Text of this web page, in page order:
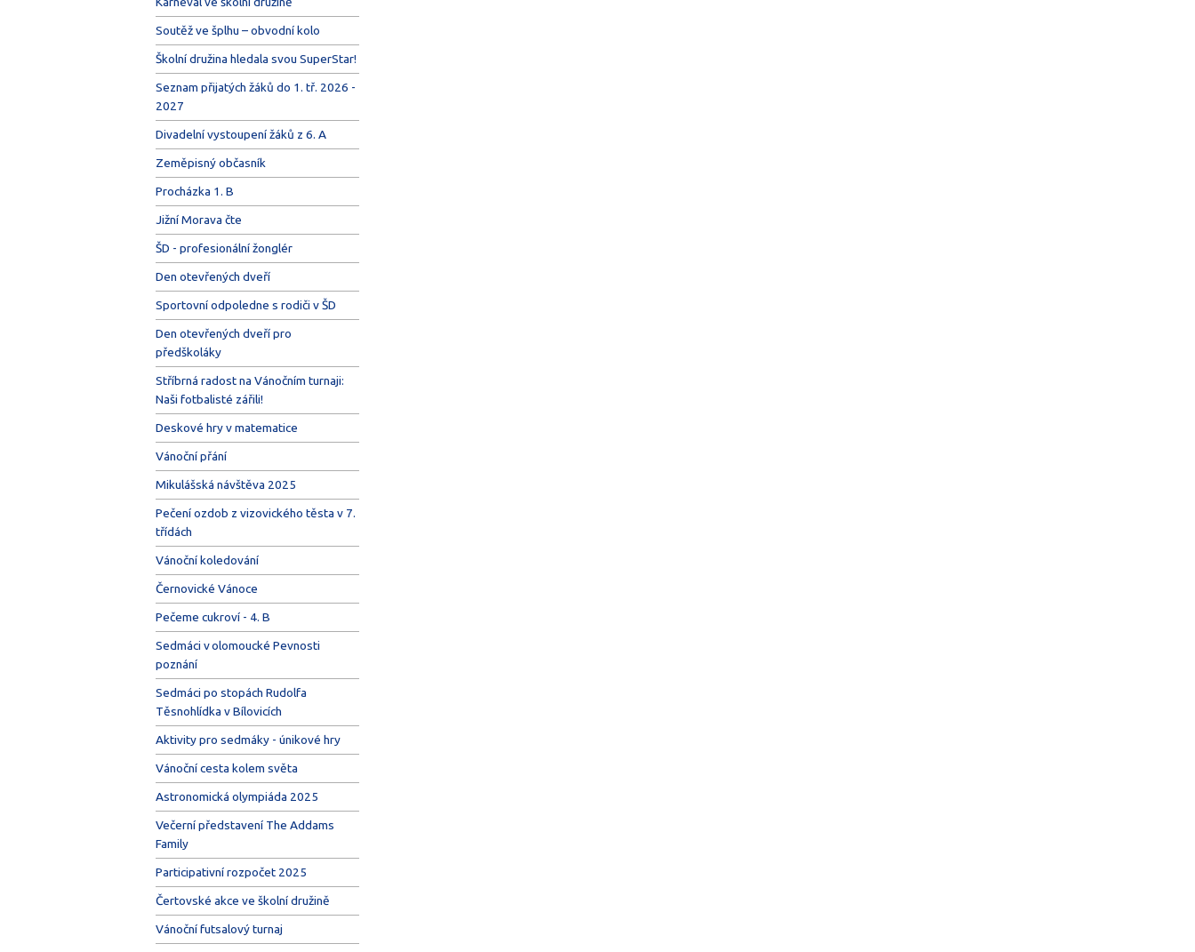
Soutěž ve šplhu – obvodní kolo
Školní družina hledala svou SuperStar!
Seznam přijatých žáků do 1. tř. 2026 -
2027
Divadelní vystoupení žáků z 6. A
Zeměpisný občasník
Procházka 1. B
Jižní Morava čte
ŠD - profesionální žonglér
Den otevřených dveří
Sportovní odpoledne s rodiči v ŠD
Den otevřených dveří pro
předškoláky
Stříbrná radost na Vánočním turnaji:
Naši fotbalisté zářili!
Deskové hry v matematice
Vánoční přání
Mikulášská návštěva 2025
Pečení ozdob z vizovického těsta v 7.
třídách
Vánoční koledování
Černovické Vánoce
Pečeme cukroví - 4. B
Sedmáci v olomoucké Pevnosti
poznání
Sedmáci po stopách Rudolfa
Těsnohlídka v Bílovicích
Aktivity pro sedmáky - únikové hry
Vánoční cesta kolem světa
Astronomická olympiáda 2025
Večerní představení The Addams
Family
Participativní rozpočet 2025
Čertovské akce ve školní družině
Vánoční futsalový turnaj